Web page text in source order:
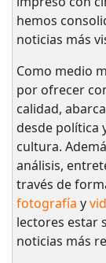
hemos
noticias más
Como medio
por ofrecer
calidad,
desde política
cultura.
análisis,
través de
fotografía y
lectores estar
noticias más